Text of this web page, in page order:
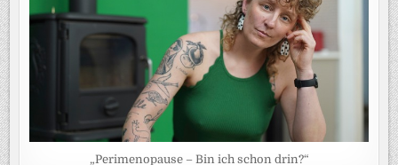
„Perimenopause – Bin ich schon drin?“